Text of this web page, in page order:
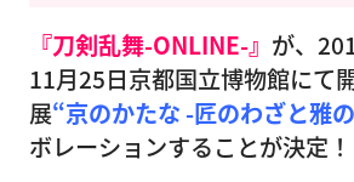
『刀剣乱舞-ONLINE-』 が、
11月25日京都国立博物館にて
展“京のかたな -匠のわざと雅
ボレーションすることが決定！